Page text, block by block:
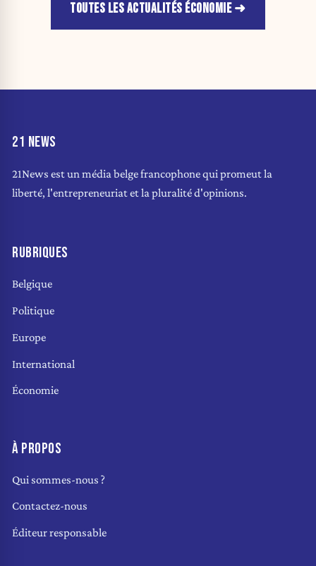
TOUTES LES ACTUALITÉS ÉCONOMIE
21 NEWS
21News est un média belge francophone qui promeut la
liberté, l'entrepreneuriat et la pluralité d'opinions.
RUBRIQUES
Belgique
Politique
Europe
International
Économie
À PROPOS
Qui sommes-nous ?
Contactez-nous
Éditeur responsable